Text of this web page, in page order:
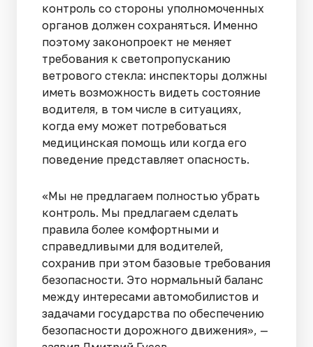
контроль со стороны уполномоченных
органов должен сохраняться. Именно
поэтому законопроект не меняет
требования к светопропусканию
ветрового стекла: инспекторы должны
иметь возможность видеть состояние
водителя, в том числе в ситуациях,
когда ему может потребоваться
медицинская помощь или когда его
поведение представляет опасность.
«Мы не предлагаем полностью убрать
контроль. Мы предлагаем сделать
правила более комфортными и
справедливыми для водителей,
сохранив при этом базовые требования
безопасности. Это нормальный баланс
между интересами автомобилистов и
задачами государства по обеспечению
безопасности дорожного движения», —